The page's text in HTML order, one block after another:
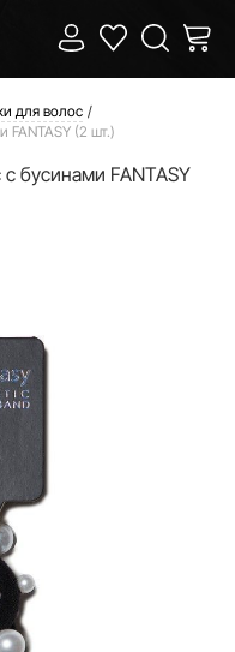
для волос
FANTASY (2 шт.)
бусинами FANTASY